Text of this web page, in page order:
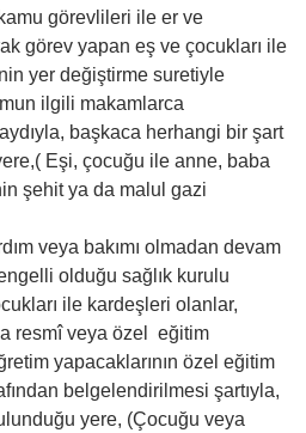
görevlileri ile er ve
görev yapan eş ve çocukları ile
yer değiştirme suretiyle
ilgili makamlarca
başkaca herhangi bir şart
Eşi, çocuğu ile anne, baba
şehit ya da malul gazi
veya bakımı olmadan devam
olduğu sağlık kurulu
ile kardeşleri olanlar,
resmî veya özel eğitim
yapacaklarının özel eğitim
belgelendirilmesi şartıyla,
yere, (Çocuğu veya